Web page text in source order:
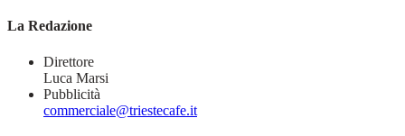
La Redazione
Direttore
Luca Marsi
Pubblicità
commerciale@triestecafe.it